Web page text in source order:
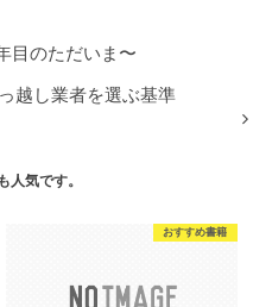
目のただいま〜
越し業者を選ぶ基準
人気です。
おすすめ書籍